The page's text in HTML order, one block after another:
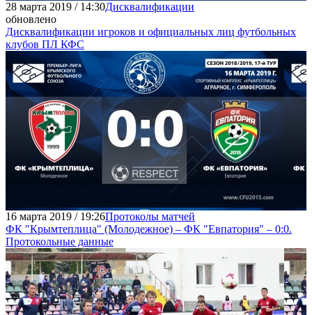
28 марта 2019 / 14:30Дисквалификации
обновлено
Дисквалификации игроков и официальных лиц футбольных
клубов ПЛ КФС
16 марта 2019 / 19:26Протоколы матчей
ФК "Крымтеплица" (Молодежное) – ФК "Евпатория" – 0:0.
Протокольные данные